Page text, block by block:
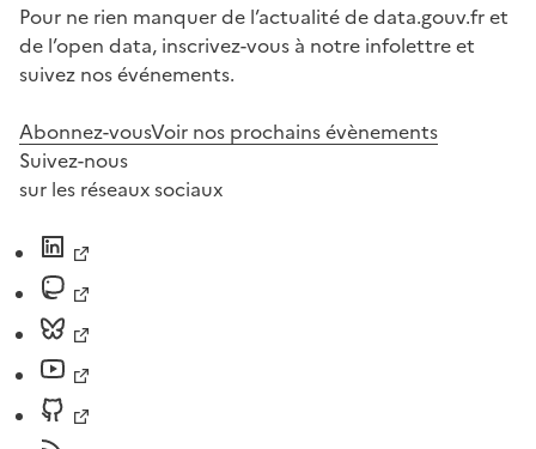
Pour ne rien manquer de l’actualité de data.gouv.fr et
de l’open data, inscrivez-vous à notre infolettre et
suivez nos événements.
Abonnez-vousVoir nos prochains évènements
Suivez-nous
sur les réseaux sociaux